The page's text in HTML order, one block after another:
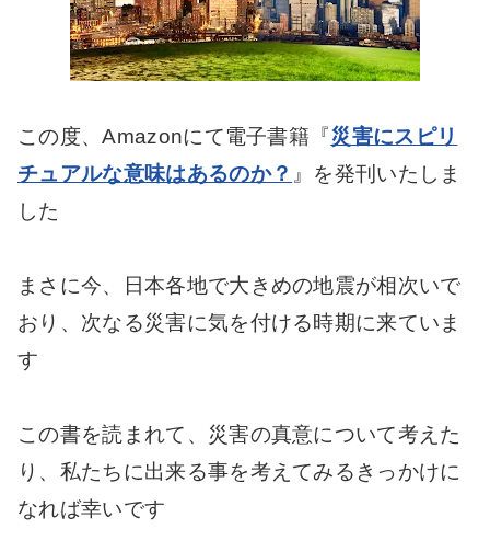
この度、Amazonにて電子書籍『災害にスピリ
チュアルな意味はあるのか？ 』を発刊いたしま
した
まさに今、日本各地で大きめの地震が相次いで
おり、次なる災害に気を付ける時期に来ていま
す
この書を読まれて、災害の真意について考えた
り、私たちに出来る事を考えてみるきっかけに
なれば幸いです